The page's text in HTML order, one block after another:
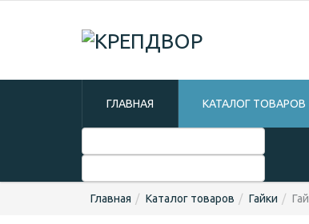
ГЛАВНАЯ КАТАЛОГ ТОВАРОВ
Главная Каталог товаров Гайки